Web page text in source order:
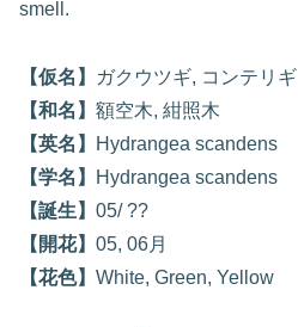
smell.
【仮名】
ガクウツギ, コンテリギ
【和名】 額空木, 紺照木
【英名】
Hydrangea scandens
【学名】
Hydrangea scandens
【誕生】 05/ ??
【開花】 05, 06月
【花色】 White, Green, Yellow